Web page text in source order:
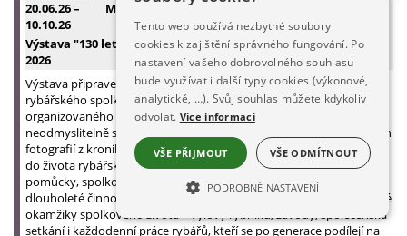
20.06.26–
10.10.26
Muzeum Šumavy Sušice
Výstava "130 let Rybářské organizace v Sušici" 20. 6. - 10. 10.
2026
Výstava připravená u příležitosti 130. výročí založení prvního
rybářského spolku v Sušici připomíná bohatou historii
organizovaného rybářství ve městě,jehož osudy jsou po staletí
neodmyslitelně spjaty s řekou Otavou. Prostřednictvím historických
fotografií z kronik a autentických předmětů nahlédnou návštěvníci
do života rybářského spolku. K vidění jsou tradiční rybářské
pomůcky, spolková vlajka, rybářské právo a další zajímavé doklady
dlouholeté činnosti místních rybářů. Zachyceny jsou také významné
okamžiky spolkového života – výlovy rybníků, závody, společenská
setkání i každodenní práce rybářů, kteří se po generace podílejí na
Tento web používá nezbytné soubory
cookies k zajištění správného fungování. Po
nastavení vašeho dobrovolného souhlasu
bude využívat i další typy cookies (výkonové,
analytické, …). Svůj souhlas můžete kdykoliv
odvolat. Více informací
VŠE PŘIJMOUT VŠE ODMÍTNOUT
PODROBNÉ NASTAVENÍ
NEZBYTNĚ NUTNÉ SOUBORY